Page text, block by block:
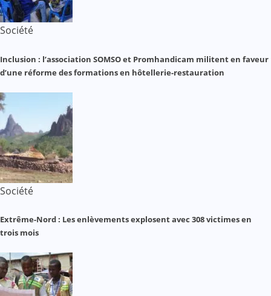
Société
Inclusion : l’association SOMSO et Promhandicam militent en faveur
d’une réforme des formations en hôtellerie-restauration
Société
Extrême-Nord : Les enlèvements explosent avec 308 victimes en
trois mois